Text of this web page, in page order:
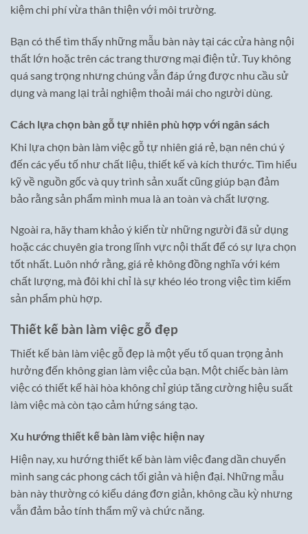
kiệm chi phí vừa thân thiện với môi trường.
Bạn có thể tìm thấy những mẫu bàn này tại các cửa hàng nội
thất lớn hoặc trên các trang thương mại điện tử. Tuy không
quá sang trọng nhưng chúng vẫn đáp ứng được nhu cầu sử
dụng và mang lại trải nghiệm thoải mái cho người dùng.
Cách lựa chọn bàn gỗ tự nhiên phù hợp với ngân sách
Khi lựa chọn bàn làm việc gỗ tự nhiên giá rẻ, bạn nên chú ý
đến các yếu tố như chất liệu, thiết kế và kích thước. Tìm hiểu
kỹ về nguồn gốc và quy trình sản xuất cũng giúp bạn đảm
bảo rằng sản phẩm mình mua là an toàn và chất lượng.
Ngoài ra, hãy tham khảo ý kiến từ những người đã sử dụng
hoặc các chuyên gia trong lĩnh vực nội thất để có sự lựa chọn
tốt nhất. Luôn nhớ rằng, giá rẻ không đồng nghĩa với kém
chất lượng, mà đôi khi chỉ là sự khéo léo trong việc tìm kiếm
sản phẩm phù hợp.
Thiết kế bàn làm việc gỗ đẹp
Thiết kế bàn làm việc gỗ đẹp là một yếu tố quan trọng ảnh
hưởng đến không gian làm việc của bạn. Một chiếc bàn làm
việc có thiết kế hài hòa không chỉ giúp tăng cường hiệu suất
làm việc mà còn tạo cảm hứng sáng tạo.
Xu hướng thiết kế bàn làm việc hiện nay
Hiện nay, xu hướng thiết kế bàn làm việc đang dần chuyển
mình sang các phong cách tối giản và hiện đại. Những mẫu
bàn này thường có kiểu dáng đơn giản, không cầu kỳ nhưng
vẫn đảm bảo tính thẩm mỹ và chức năng.